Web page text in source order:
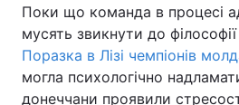
Поки що команда в процесі
мусять звикнути до
Поразка в Лізі чемпіонів
могла психологічно
донеччани проявили